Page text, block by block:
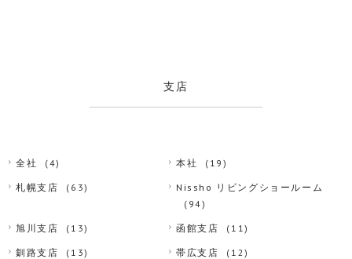
支店
全社 (4) 本社 (19)
札幌支店 (63)
Nissho リビングショールーム
(94)
旭川支店 (13) 函館支店 (11)
釧路支店 (13) 帯広支店 (12)